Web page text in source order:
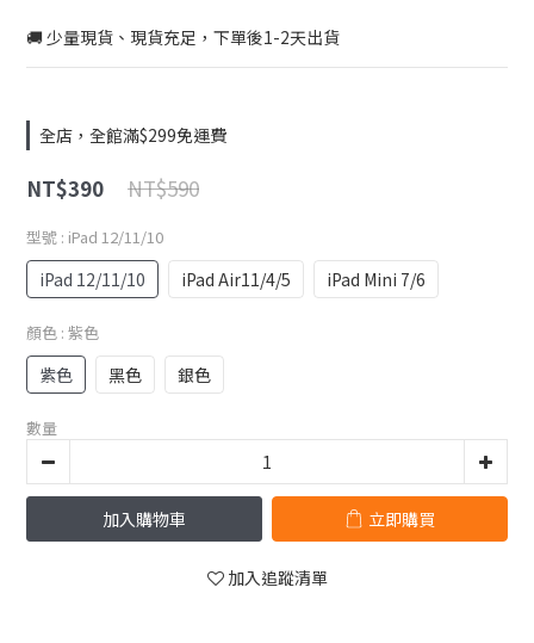
🚚 少量現貨、現貨充足，下單後1-2天出貨
全店，全館滿$299免運費
NT$590
NT$390
型號 : iPad 12/11/10
iPad 12/11/10 iPad Air11/4/5 iPad Mini 7/6
顏色 : 紫色
紫色 黑色 銀色
數量
加入購物車 立即購買
加入追蹤清單